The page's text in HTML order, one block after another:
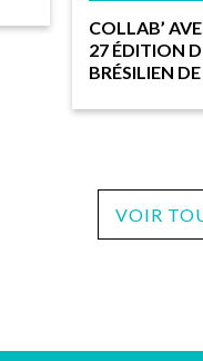
COLLAB’
27 ÉDITION
BRÉSILIEN
VOIR